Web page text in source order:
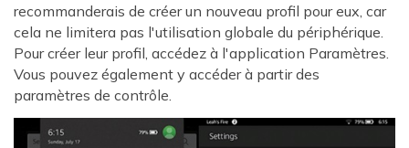
recommanderais de créer un nouveau profil pour eux, car
cela ne limitera pas l'utilisation globale du périphérique.
Pour créer leur profil, accédez à l'application Paramètres.
Vous pouvez également y accéder à partir des
paramètres de contrôle.